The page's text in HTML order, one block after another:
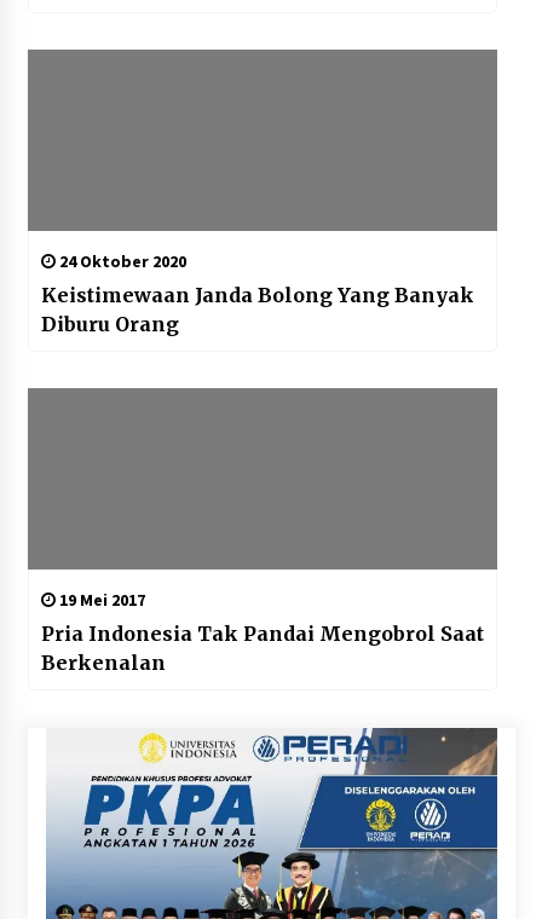
24 Oktober 2020
Keistimewaan Janda Bolong Yang Banyak
Diburu Orang
19 Mei 2017
Pria Indonesia Tak Pandai Mengobrol Saat
Berkenalan